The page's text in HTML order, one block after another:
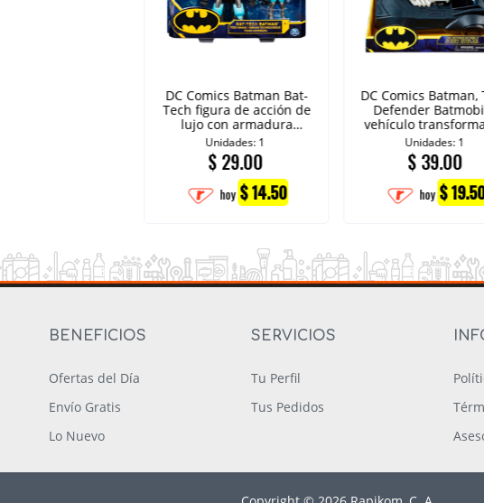
DC Comics Batman Bat-
Tech figura de acción de
lujo con armadura
tecnológica
transformadora
Unidades: 1
$ 29.00
hoy$ 14.50
DC Comics Batman,
Defender
vehículo
con lanzador
Unidades: 1
$ 39.00
hoy$
BENEFICIOS
Ofertas del Día
Envío Gratis
Lo Nuevo
SERVICIOS
Tu Perfil
Tus Pedidos